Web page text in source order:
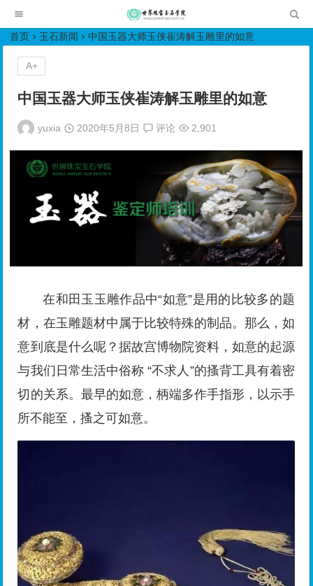
首页 玉石新闻 中国玉器大师玉侠崔涛解玉雕里的如意
中国玉器大师玉侠崔涛解玉雕里的如意
yuxia 2020年5月8日 评论 2,901
在和田玉玉雕作品中“如意”是用的比较多的题
材，在玉雕题材中属于比较特殊的制品。那么，如
意到底是什么呢？据故宫博物院资料，如意的起源
与我们日常生活中俗称 “不求人”的搔背工具有着密
切的关系。最早的如意，柄端多作手指形，以示手
所不能至，搔之可如意。
A+